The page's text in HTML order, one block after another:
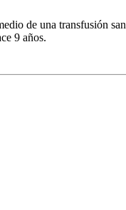
de una transfusión
9 años.